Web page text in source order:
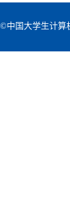
中国大学生计